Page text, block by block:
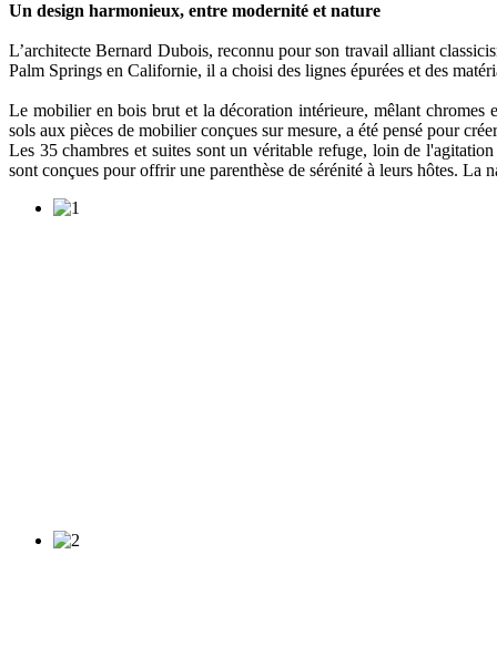
Un design harmonieux, entre modernité et nature
L’architecte Bernard Dubois, reconnu pour son travail alliant
Palm Springs en Californie, il a choisi des lignes épurées et des
Le mobilier en bois brut et la décoration intérieure, mêlant chromes
sols aux pièces de mobilier conçues sur mesure, a été pensé pour
Les 35 chambres et suites sont un véritable refuge, loin de
sont conçues pour offrir une parenthèse de sérénité à leurs hôtes. La